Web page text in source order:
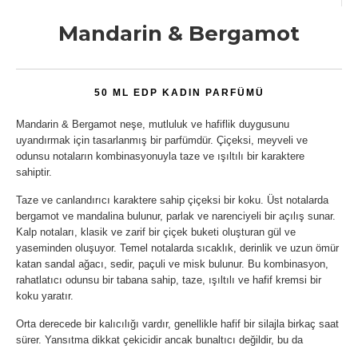
Mandarin & Bergamot
50 ML EDP KADIN PARFÜMÜ
Mandarin & Bergamot neşe, mutluluk ve hafiflik duygusunu
uyandırmak için tasarlanmış bir parfümdür. Çiçeksi, meyveli ve
odunsu notaların kombinasyonuyla taze ve ışıltılı bir karaktere
sahiptir.
Taze ve canlandırıcı karaktere sahip çiçeksi bir koku. Üst notalarda
bergamot ve mandalina bulunur, parlak ve narenciyeli bir açılış sunar.
Kalp notaları, klasik ve zarif bir çiçek buketi oluşturan gül ve
yaseminden oluşuyor. Temel notalarda sıcaklık, derinlik ve uzun ömür
katan sandal ağacı, sedir, paçuli ve misk bulunur. Bu kombinasyon,
rahatlatıcı odunsu bir tabana sahip, taze, ışıltılı ve hafif kremsi bir
koku yaratır.
Orta derecede bir kalıcılığı vardır, genellikle hafif bir silajla birkaç saat
sürer. Yansıtma dikkat çekicidir ancak bunaltıcı değildir, bu da